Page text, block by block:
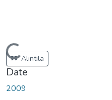
Loading...Alıntıla
Date
2009